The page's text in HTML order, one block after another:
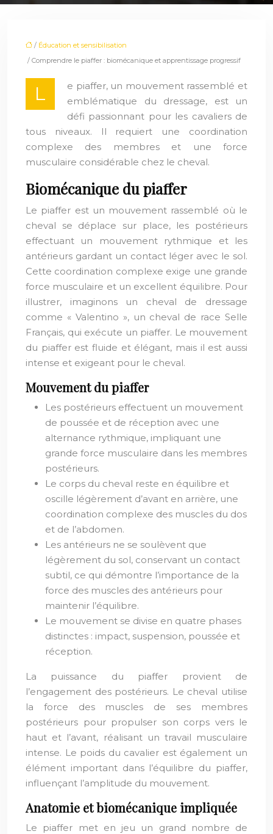
/ Éducation et sensibilisation
/ Comprendre le piaffer : biomécanique et apprentissage progressif
L
e piaffer, un mouvement rassemblé et
emblématique du dressage, est un
défi passionnant pour les cavaliers de
tous niveaux. Il requiert une coordination
complexe des membres et une force
musculaire considérable chez le cheval.
Biomécanique du piaffer
Le piaffer est un mouvement rassemblé où le
cheval se déplace sur place, les postérieurs
effectuant un mouvement rythmique et les
antérieurs gardant un contact léger avec le sol.
Cette coordination complexe exige une grande
force musculaire et un excellent équilibre. Pour
illustrer, imaginons un cheval de dressage
comme « Valentino », un cheval de race Selle
Français, qui exécute un piaffer. Le mouvement
du piaffer est fluide et élégant, mais il est aussi
intense et exigeant pour le cheval.
Mouvement du piaffer
Les postérieurs effectuent un mouvement
de poussée et de réception avec une
alternance rythmique, impliquant une
grande force musculaire dans les membres
postérieurs.
Le corps du cheval reste en équilibre et
oscille légèrement d’avant en arrière, une
coordination complexe des muscles du dos
et de l’abdomen.
Les antérieurs ne se soulèvent que
légèrement du sol, conservant un contact
subtil, ce qui démontre l’importance de la
force des muscles des antérieurs pour
maintenir l’équilibre.
Le mouvement se divise en quatre phases
distinctes : impact, suspension, poussée et
réception.
La puissance du piaffer provient de
l’engagement des postérieurs. Le cheval utilise
la force des muscles de ses membres
postérieurs pour propulser son corps vers le
haut et l’avant, réalisant un travail musculaire
intense. Le poids du cavalier est également un
élément important dans l’équilibre du piaffer,
influençant l’amplitude du mouvement.
Anatomie et biomécanique impliquée
Le piaffer met en jeu un grand nombre de